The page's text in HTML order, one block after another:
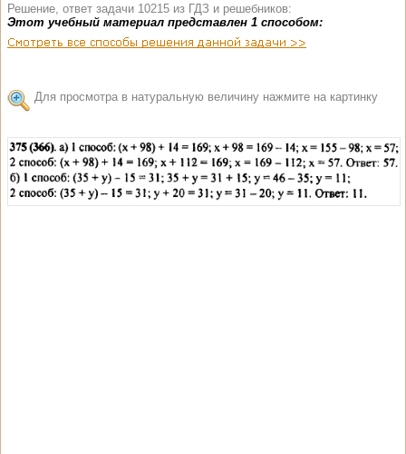
Решение, ответ задачи 10215 из ГДЗ и решебников:
Этот учебный материал представлен 1 способом:
Для просмотра в натуральную величину нажмите на картинку